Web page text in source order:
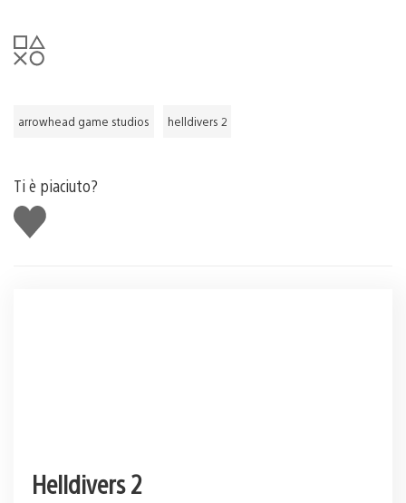
arrowhead game studios helldivers 2
Ti è piaciuto?
Mi
piace
Helldivers 2